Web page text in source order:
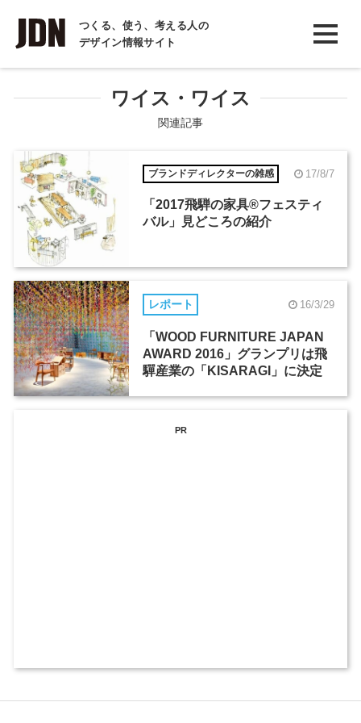
つくる、使う、考える人の
デザイン情報サイト
INTERVIEW
インタビュー
REPORT
COLUMN
コラム
ワイス・ワイス
関連記事
ブランドディレクターの雑感 17/8/7
「2017飛騨の家具®︎フェスティ
バル」見どころの紹介
レポート 16/3/29
「WOOD FURNITURE JAPAN
AWARD 2016」グランプリは飛
驒産業の「KISARAGI」に決定
PR